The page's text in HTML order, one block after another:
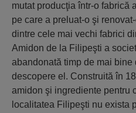
mutat producţia într-o fabrică
pe care a preluat-o şi
dintre cele mai vechi fabrici
Amidon de la Filipeşti a
abandonată timp de mai bine
descopere el. Construită în
amidon şi ingrediente pentru
localitatea Filipeşti nu exista